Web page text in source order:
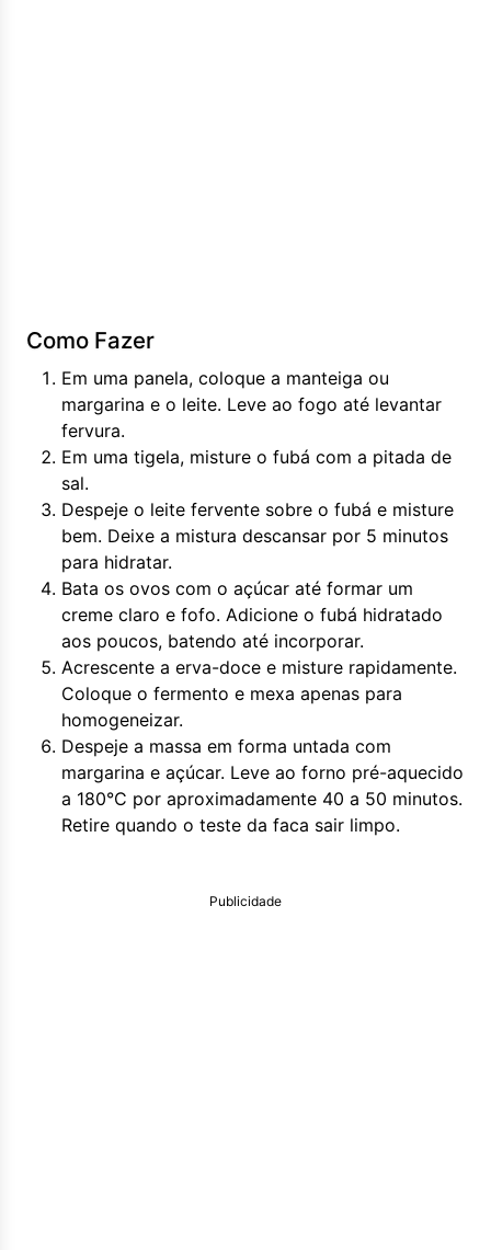
Como Fazer
Em uma panela, coloque a manteiga ou
margarina e o leite. Leve ao fogo até levantar
fervura.
Em uma tigela, misture o fubá com a pitada de
sal.
Despeje o leite fervente sobre o fubá e misture
bem. Deixe a mistura descansar por 5 minutos
para hidratar.
Bata os ovos com o açúcar até formar um
creme claro e fofo. Adicione o fubá hidratado
aos poucos, batendo até incorporar.
Acrescente a erva-doce e misture rapidamente.
Coloque o fermento e mexa apenas para
homogeneizar.
Despeje a massa em forma untada com
margarina e açúcar. Leve ao forno pré-aquecido
a 180°C por aproximadamente 40 a 50 minutos.
Retire quando o teste da faca sair limpo.
Publicidade